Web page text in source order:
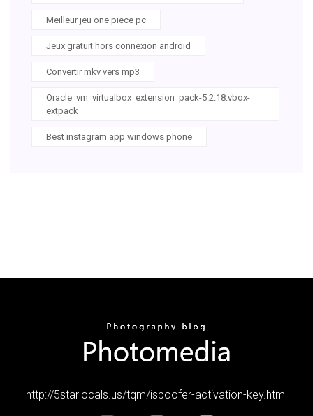
Meilleur jeu one piece pc
Jeux gratuit hors connexion android
Convertir mkv vers mp3
Oracle_vm_virtualbox_extension_pack-5.2.18.vbox-
extpack
Best instagram app windows phone
http://5starlocals.us/tqm/ispoofer-activation-key.html